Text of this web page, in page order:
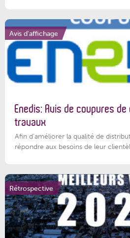
Avis d'affichage
Enedis: Avis de coupures
travaux
Afin d’améliorer la qualité de
répondre aux besoins de leur
Rétrospective